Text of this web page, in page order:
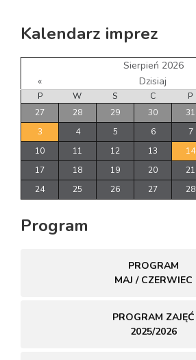
Kalendarz imprez
Sierpień 2026
«
Dzisiaj
P W S C P
27
28 29 30 31
3
4 5 6 7
10
11 12 13 14
17
18 19 20 21
24
25 26 27 28
Program
PROGRAM
MAJ / CZERWIEC
PROGRAM ZAJĘĆ
2025/2026